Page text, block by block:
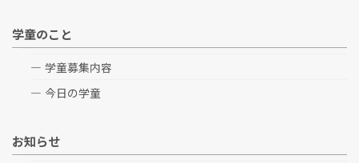
学童のこと
学童募集内容
今日の学童
お知らせ